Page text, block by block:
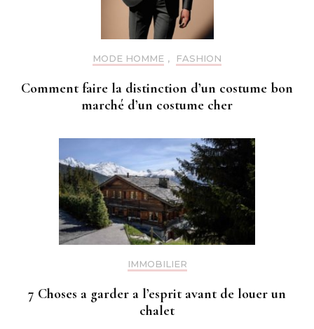
MODE HOMME , FASHION
Comment faire la distinction d’un costume bon
marché d’un costume cher
IMMOBILIER
7 Choses a garder a l’esprit avant de louer un
chalet